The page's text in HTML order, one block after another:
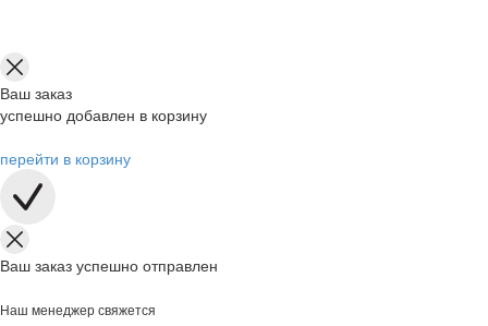
Ваш заказ
успешно добавлен в корзину
перейти в корзину
Ваш заказ успешно отправлен
Наш менеджер свяжется